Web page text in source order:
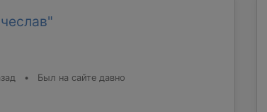
• Был на сайте давно